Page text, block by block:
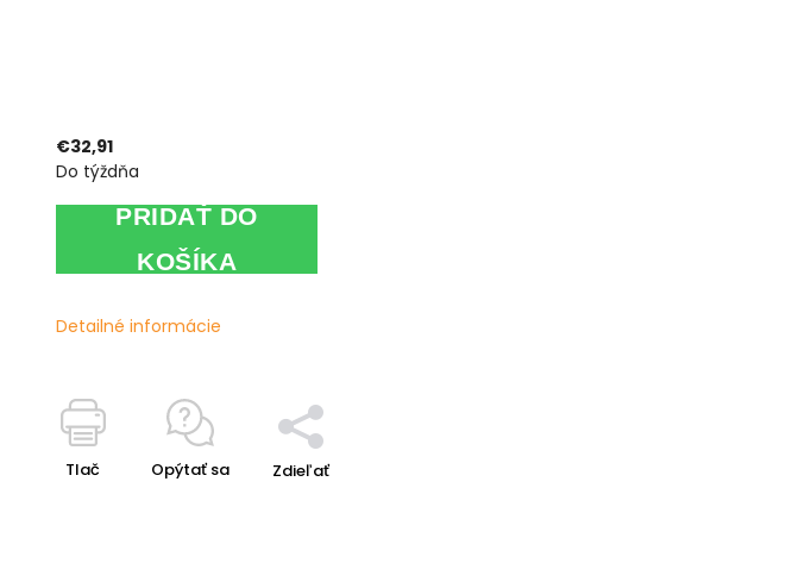
€32,91
Do týždňa
PRIDAŤ DO
KOŠÍKA
Detailné informácie
Tlač Opýtať sa Zdieľať